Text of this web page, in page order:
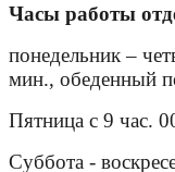
Часы работы
понедельник –
мин., обеденный
Пятница с 9 час.
Суббота -